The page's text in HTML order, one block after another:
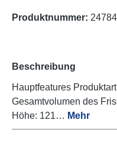
Produktnummer:
Beschreibung
Hauptfeatures
Gesamtvolumen des
Höhe: 121… Mehr